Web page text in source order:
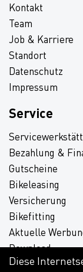
Kontakt
Team
Job & Karriere
Standort
Datenschutz
Impressum
Service
Bezahlung &
Gutscheine
Bikeleasing
Versicherung
Bikefitting
Aktuelle
Download
Diese